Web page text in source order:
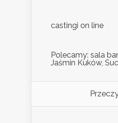
castingi on line
Polecamy: sala
Jaśmin Kuków,